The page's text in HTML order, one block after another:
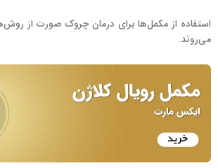
استفاده از مکمل‌ها برای درمان چروک صورت از
می‌روند.